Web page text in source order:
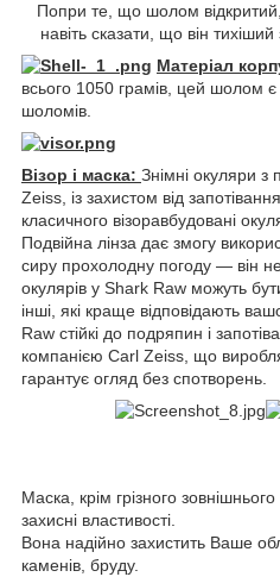
Попри те, що шолом
навіть сказати, що він тихіший
Матеріал
всього 1050 грамів, цей шолом
шоломів.
Візор і маска: Знімні окуляри з
Zeiss, із захистом від
класичного візоравбудовані
Подвійна лінза дає змогу
сиру прохолодну погоду — він
окулярів у Shark Raw можуть
інші, які краще відповідають
Raw стійкі до подряпин і
компанією Carl Zeiss, що
гарантує огляд без спотворень.
Маска, крім грізного
захисні властивості.
Вона надійно захистить Ваше
каменів, бруду.